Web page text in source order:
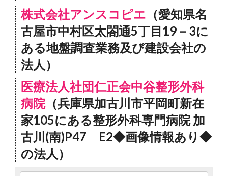
株式会社アンスコピエ （愛知県名
古屋市中村区太閤通5丁目19－3に
ある地盤調査業務及び建設会社の
法人）
医療法人社団仁正会中谷整形外科
病院（兵庫県加古川市平岡町新在
家105にある整形外科専門病院 加
古川(南)P47 E2◆画像情報あり◆
の法人）